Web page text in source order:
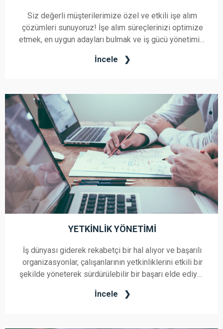
Siz değerli müşterilerimize özel ve etkili işe alım
çözümleri sunuyoruz! İşe alım süreçlerinizi optimize
etmek, en uygun adayları bulmak ve iş gücü yönetimini
İncele
YETKINLIK YÖNETIMI
İş dünyası giderek rekabetçi bir hal alıyor ve başarılı
organizasyonlar, çalışanlarının yetkinliklerini etkili bir
şekilde yöneterek sürdürülebilir bir başarı elde ediyor.
Yetkinlik Yönetimi Danışmanlığı ile
İncele